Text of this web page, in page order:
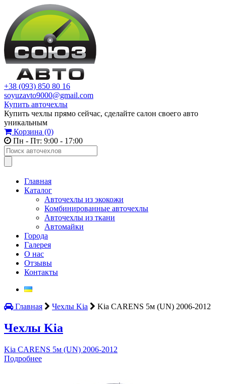
+38 (093) 850 80 16
soyuzavto9000@gmail.com
Купить авточехлы
Купить чехлы прямо сейчас, сделайте салон своего авто
уникальным
Корзина (0)
Пн - Пт: 9:00 - 17:00
Главная
Каталог
Авточехлы из экокожи
Комбинированные авточехлы
Авточехлы из ткани
Автомайки
Города
Галерея
О нас
Отзывы
Контакты
Главная Чехлы Kia Kia CARENS 5м (UN) 2006-2012
Чехлы Kia
Kia CARENS 5м (UN) 2006-2012
Подробнее